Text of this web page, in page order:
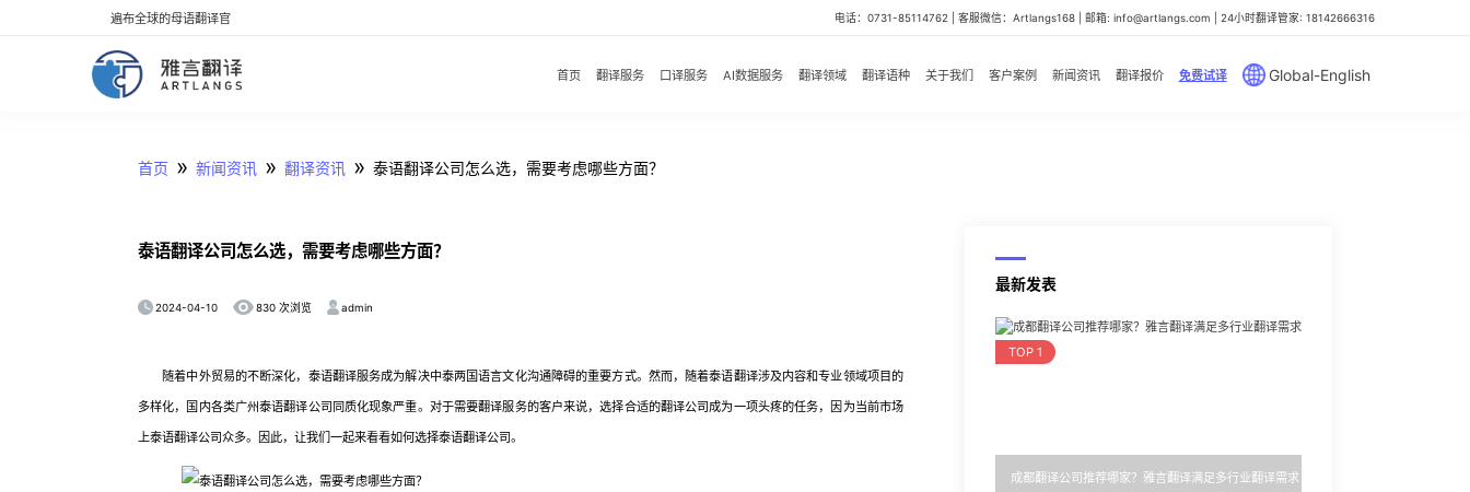
遍布全球的母语翻译官 电话：0731-85114762 | 客服微信：Artlangs168 | 邮箱: info@artlangs.com | 24小时翻译管家: 18142666316
首页 翻译服务 口译服务 AI数据服务 翻译领域 翻译语种 关于我们 客户案例 新闻资讯 翻译报价 免费试译 Global-English
首页 » 新闻资讯 » 翻译资讯 » 泰语翻译公司怎么选，需要考虑哪些方面？
泰语翻译公司怎么选，需要考虑哪些方面？
2024-04-10 830 次浏览 admin
随着中外贸易的不断深化，泰语翻译服务成为解决中泰两国语言文化沟通障碍的重要方式。然而，随着泰语翻译涉及内容和专业领域项目的
多样化，国内各类广州泰语翻译公司同质化现象严重。对于需要翻译服务的客户来说，选择合适的翻译公司成为一项头疼的任务，因为当前市场
上泰语翻译公司众多。因此，让我们一起来看看如何选择泰语翻译公司。
最新发表
TOP 1
成都翻译公司推荐哪家？雅言翻译满足多行业翻译需求